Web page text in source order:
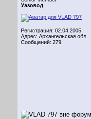
Уазовод
Регистрация: 02.04.2005
Адрес: Архангельская обл.
Сообщений: 279